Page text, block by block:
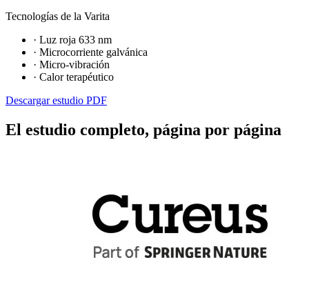
Tecnologías de la Varita
· Luz roja 633 nm
· Microcorriente galvánica
· Micro-vibración
· Calor terapéutico
Descargar estudio PDF
El estudio completo, página por página